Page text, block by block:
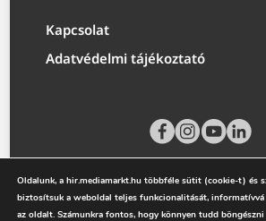
Kapcsolat
Adatvédelmi tájékoztató
Oldalunk, a hir.mediamarkt.hu többféle sütit (cookie-t) és
biztosítsuk a weboldal teljes funkcionalitását, informatívvá
az oldalt. Számunkra fontos, hogy könnyen tudd